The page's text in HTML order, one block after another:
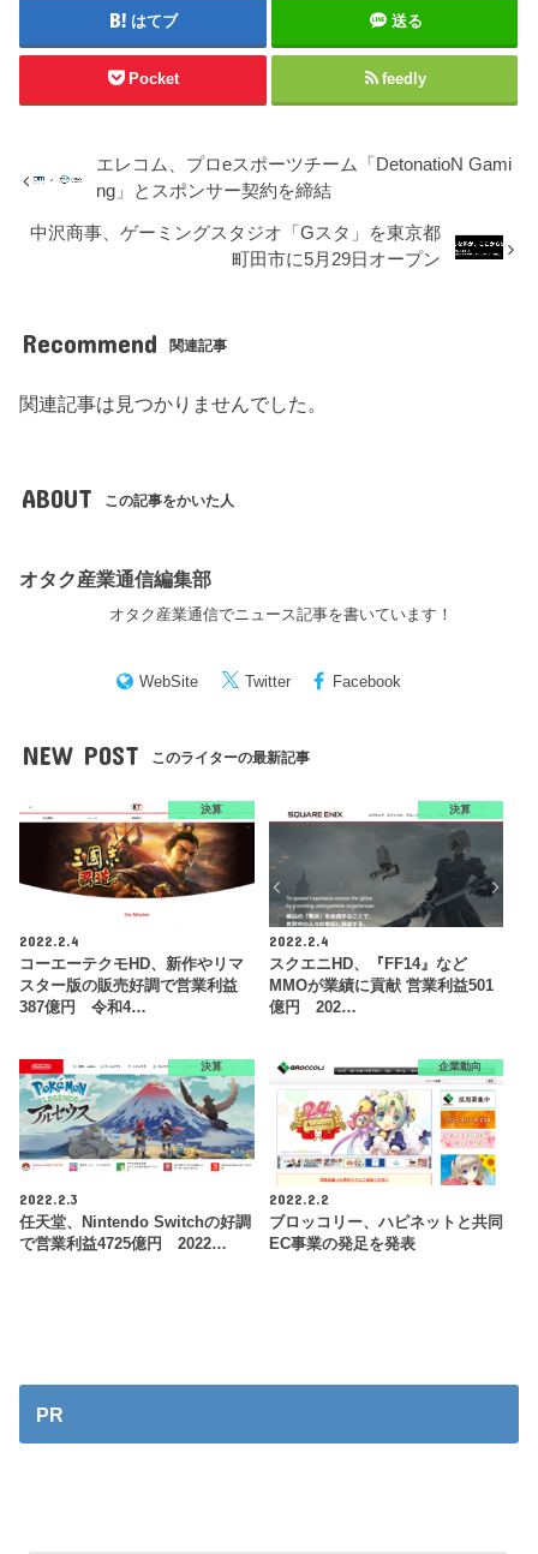
はてブ 送る
Pocket feedly
エレコム、プロeスポーツチーム「DetonatioN Gami
ng」とスポンサー契約を締結
中沢商事、ゲーミングスタジオ「Gスタ」を東京都
町田市に5月29日オープン
Recommend 関連記事
関連記事は見つかりませんでした。
ABOUT この記事をかいた人
オタク産業通信編集部
オタク産業通信でニュース記事を書いています！
WebSite Twitter Facebook
NEW POST このライターの最新記事
決算
2022.2.4
コーエーテクモHD、新作やリマ
スター版の販売好調で営業利益
387億円 令和4…
決算
2022.2.4
スクエニHD、『FF14』など
MMOが業績に貢献 営業利益501
億円 202…
決算
2022.2.3
任天堂、Nintendo Switchの好調
で営業利益4725億円 2022…
企業動向
2022.2.2
ブロッコリー、ハピネットと共同
EC事業の発足を発表
PR